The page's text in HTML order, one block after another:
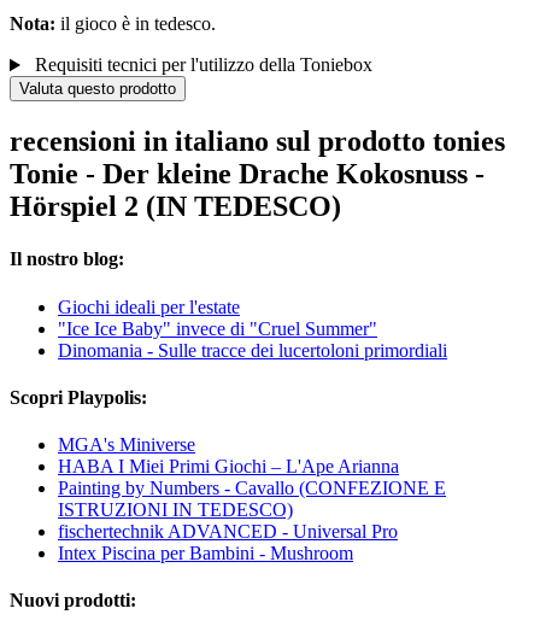
Nota: il gioco è in tedesco.
Requisiti tecnici per l'utilizzo della Toniebox
Valuta questo prodotto
recensioni in italiano sul prodotto tonies
Tonie - Der kleine Drache Kokosnuss -
Hörspiel 2 (IN TEDESCO)
Il nostro blog:
Giochi ideali per l'estate
"Ice Ice Baby" invece di "Cruel Summer"
Dinomania - Sulle tracce dei lucertoloni primordiali
Scopri Playpolis:
MGA's Miniverse
HABA I Miei Primi Giochi – L'Ape Arianna
Painting by Numbers - Cavallo (CONFEZIONE E
ISTRUZIONI IN TEDESCO)
fischertechnik ADVANCED - Universal Pro
Intex Piscina per Bambini - Mushroom
Nuovi prodotti: